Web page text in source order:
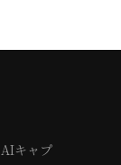
AIキャプ